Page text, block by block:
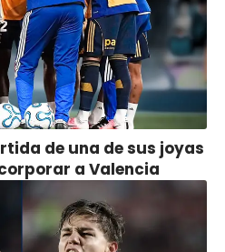
de una de sus joyas
a Valencia